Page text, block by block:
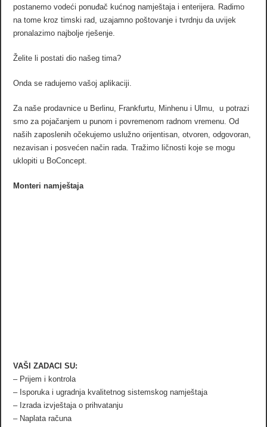
postanemo vodeći ponuđač kućnog namještaja i enterijera. Radimo
na tome kroz timski rad, uzajamno poštovanje i tvrdnju da uvijek
pronalazimo najbolje rješenje.
Želite li postati dio našeg tima?
Onda se radujemo vašoj aplikaciji.
Za naše prodavnice u Berlinu, Frankfurtu, Minhenu i Ulmu, u potrazi
smo za pojačanjem u punom i povremenom radnom vremenu. Od
naših zaposlenih očekujemo uslužno orijentisan, otvoren, odgovoran,
nezavisan i posvećen način rada. Tražimo ličnosti koje se mogu
uklopiti u BoConcept.
Monteri namještaja
VAŠI ZADACI SU:
– Prijem i kontrola
– Isporuka i ugradnja kvalitetnog sistemskog namještaja
– Izrada izvještaja o prihvatanju
– Naplata računa